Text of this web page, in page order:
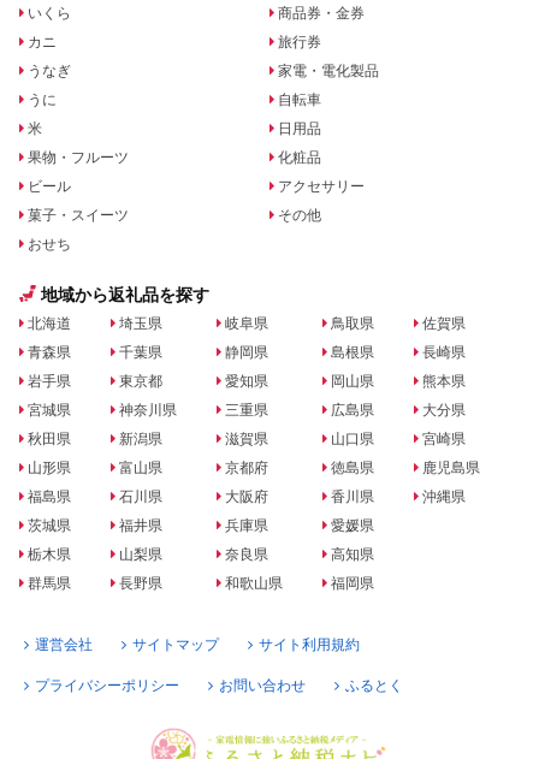
いくら
カニ
うなぎ
うに
米
果物・フルーツ
ビール
菓子・スイーツ
おせち
商品券・金券
旅行券
家電・電化製品
自転車
日用品
化粧品
アクセサリー
その他
地域から返礼品を探す
北海道
青森県
岩手県
宮城県
秋田県
山形県
福島県
茨城県
栃木県
群馬県
埼玉県
千葉県
東京都
神奈川県
新潟県
富山県
石川県
福井県
山梨県
長野県
岐阜県
静岡県
愛知県
三重県
滋賀県
京都府
大阪府
兵庫県
奈良県
和歌山県
鳥取県
島根県
岡山県
広島県
山口県
徳島県
香川県
愛媛県
高知県
福岡県
佐賀県
長崎県
熊本県
大分県
宮崎県
鹿児島県
沖縄県
運営会社 サイトマップ サイト利用規約
プライバシーポリシー お問い合わせ ふるとく